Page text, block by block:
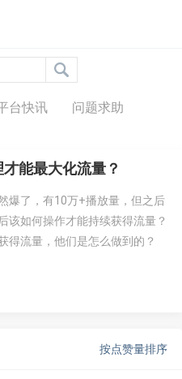
台快讯 问题求助
能最大化流量？
爆了，有10万+播放量，但之后
该如何操作才能持续获得流量？
得流量，他们是怎么做到的？
按点赞量排序